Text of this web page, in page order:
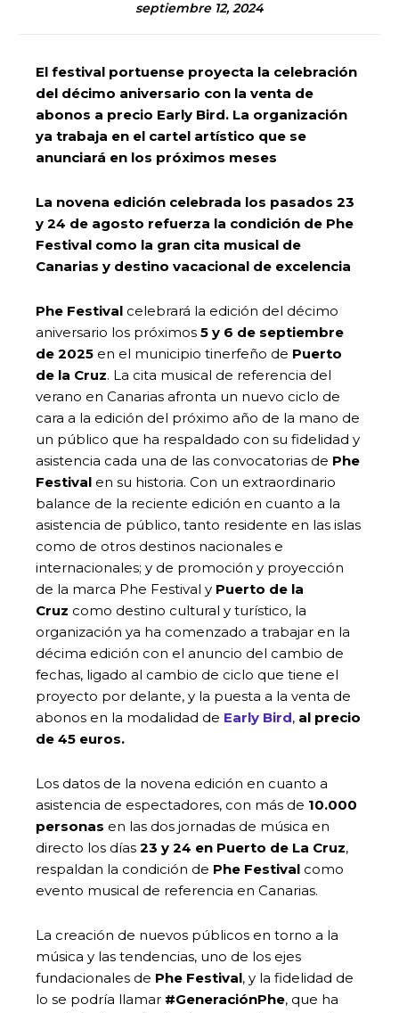
septiembre 12, 2024
El festival portuense proyecta la celebración
del décimo aniversario con la venta de
abonos a precio Early Bird. La organización
ya trabaja en el cartel artístico que se
anunciará en los próximos meses
La novena edición celebrada los pasados 23
y 24 de agosto refuerza la condición de Phe
Festival como la gran cita musical de
Canarias y destino vacacional de excelencia
Phe Festival celebrará la edición del décimo
aniversario los próximos 5 y 6 de septiembre
de 2025 en el municipio tinerfeño de Puerto
de la Cruz. La cita musical de referencia del
verano en Canarias afronta un nuevo ciclo de
cara a la edición del próximo año de la mano de
un público que ha respaldado con su fidelidad y
asistencia cada una de las convocatorias de Phe
Festival en su historia. Con un extraordinario
balance de la reciente edición en cuanto a la
asistencia de público, tanto residente en las islas
como de otros destinos nacionales e
internacionales; y de promoción y proyección
de la marca Phe Festival y Puerto de la
Cruz como destino cultural y turístico, la
organización ya ha comenzado a trabajar en la
décima edición con el anuncio del cambio de
fechas, ligado al cambio de ciclo que tiene el
proyecto por delante, y la puesta a la venta de
abonos en la modalidad de Early Bird, al precio
de 45 euros.
Los datos de la novena edición en cuanto a
asistencia de espectadores, con más de 10.000
personas en las dos jornadas de música en
directo los días 23 y 24 en Puerto de La Cruz,
respaldan la condición de Phe Festival como
evento musical de referencia en Canarias.
La creación de nuevos públicos en torno a la
música y las tendencias, uno de los ejes
fundacionales de Phe Festival, y la fidelidad de
lo se podría llamar #GeneraciónPhe, que ha